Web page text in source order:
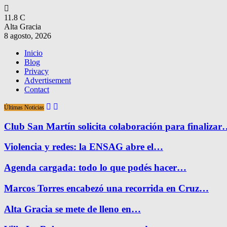
11.8 C
Alta Gracia
8 agosto, 2026
Inicio
Blog
Privacy
Advertisement
Contact
Últimas Noticias
Club San Martín solicita colaboración para
Violencia y redes: la ENSAG abre el…
Agenda cargada: todo lo que podés hacer…
Marcos Torres encabezó una recorrida en Cruz…
Alta Gracia se mete de lleno en…